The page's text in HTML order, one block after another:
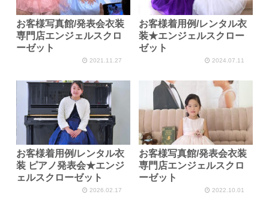
お客様写真館/発表会衣装
専門店エンジェルスクロ
ーゼット
2021.11.27
お客様着用例/レンタル衣
装★エンジェルスクロー
ゼット
2024.07.11
お客様着用例/レンタル衣
装 ピアノ発表会★エンジ
ェルスクローゼット
2026.02.17
お客様写真館/発表会衣装
専門店エンジェルスクロ
ーゼット
2022.10.01